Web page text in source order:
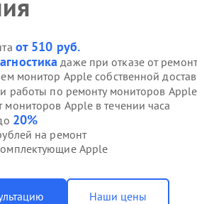
от 510 руб.
даже при отказе от
монитор Apple собственной
работы по ремонту мониторов
Apple в течении часа
20%
на ремонт
Apple
Наши цены